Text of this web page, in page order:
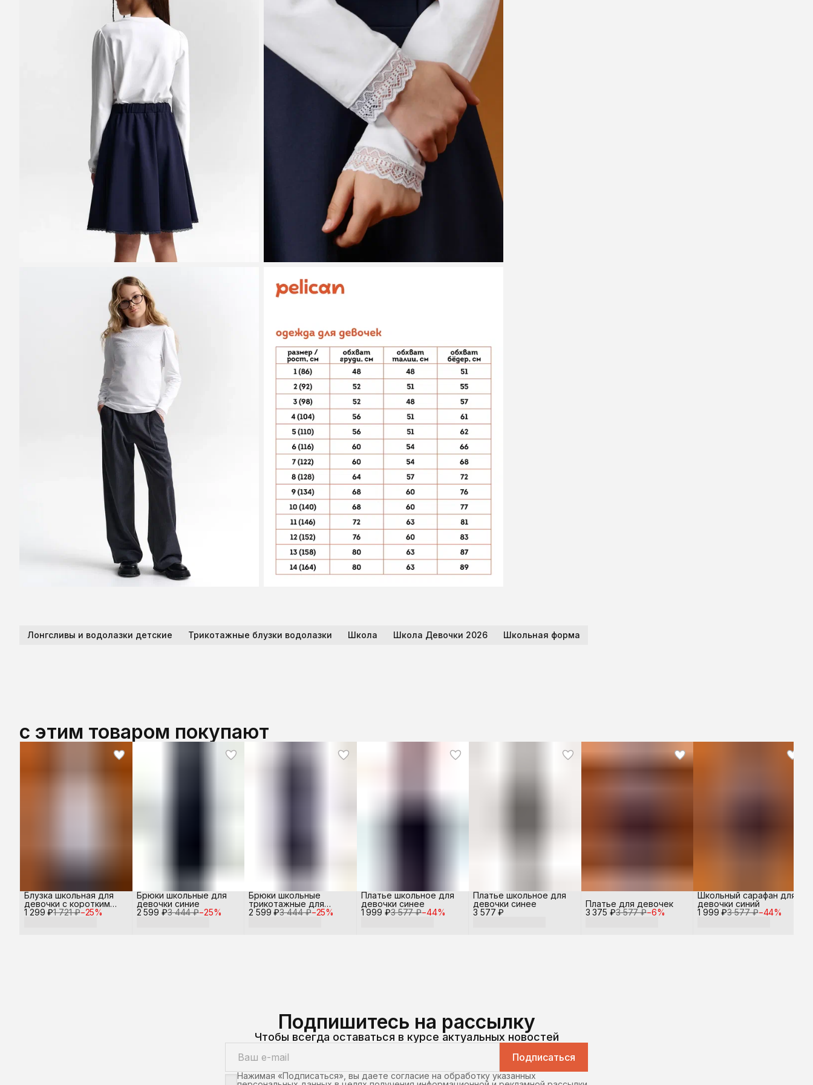
Лонгсливы и водолазки детские Трикотажные блузки водолазки Школа Школа Девочки 2026 Школьная форма
с этим товаром покупают
1 299 ₽1 721 ₽−25%
Блузка школьная для
девочки с коротким
рукавом
2 599 ₽3 444 ₽−25%
Брюки школьные для
девочки синие
2 599 ₽3 444 ₽−25%
Брюки школьные
трикотажные для
девочки синие
1 999 ₽3 577 ₽−44%
Платье школьное для
девочки синее
3 577 ₽
Платье школьное для
девочки синее
3 375 ₽3 577 ₽−6%
Платье для девочек
1 999 ₽3 577 ₽−44%
Школьный сарафан для
девочки синий
Подпишитесь на рассылку
Чтобы всегда оставаться в курсе актуальных новостей
Подписаться
Нажимая «Подписаться», вы даете согласие на обработку указанных